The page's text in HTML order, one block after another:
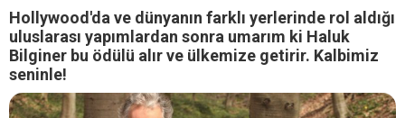
Hollywood'da ve dünyanın farklı yerlerinde rol aldığı
uluslarası yapımlardan sonra umarım ki Haluk
Bilginer bu ödülü alır ve ülkemize getirir. Kalbimiz
seninle!